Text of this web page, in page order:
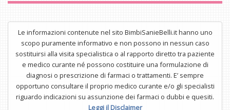
Le informazioni contenute nel sito BimbiSanieBelli.it hanno uno
scopo puramente informativo e non possono in nessun caso
sostituirsi alla visita specialistica o al rapporto diretto tra paziente
e medico curante né possono costituire una formulazione di
diagnosi o prescrizione di farmaci o trattamenti. E’ sempre
opportuno consultare il proprio medico curante e/o gli specialisti
riguardo indicazioni su assunzione dei farmaci o dubbi e quesiti.
Leggi il Disclaimer